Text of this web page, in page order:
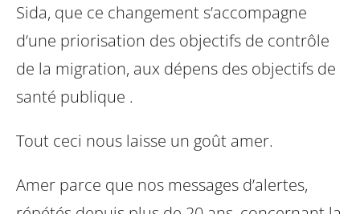
Sida, que ce changement s’accompagne
d’une priorisation des objectifs de contrôle
de la migration, aux dépens des objectifs de
santé publique .
Tout ceci nous laisse un goût amer.
Amer parce que nos messages d’alertes,